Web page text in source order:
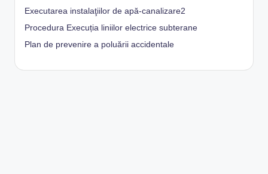
Executarea instalaţiilor de apă-canalizare2
Procedura Execuția liniilor electrice subterane
Plan de prevenire a poluării accidentale